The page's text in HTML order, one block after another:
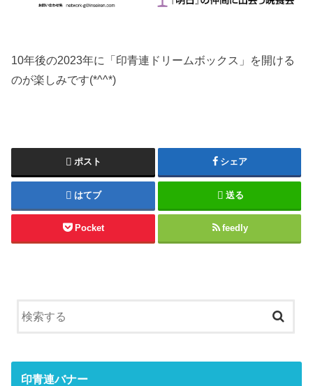
10年後の2023年に「印青連ドリームボックス」を開ける
のが楽しみです(*^^*)
ポスト シェア
はてブ 送る
Pocket feedly
印青連バナー